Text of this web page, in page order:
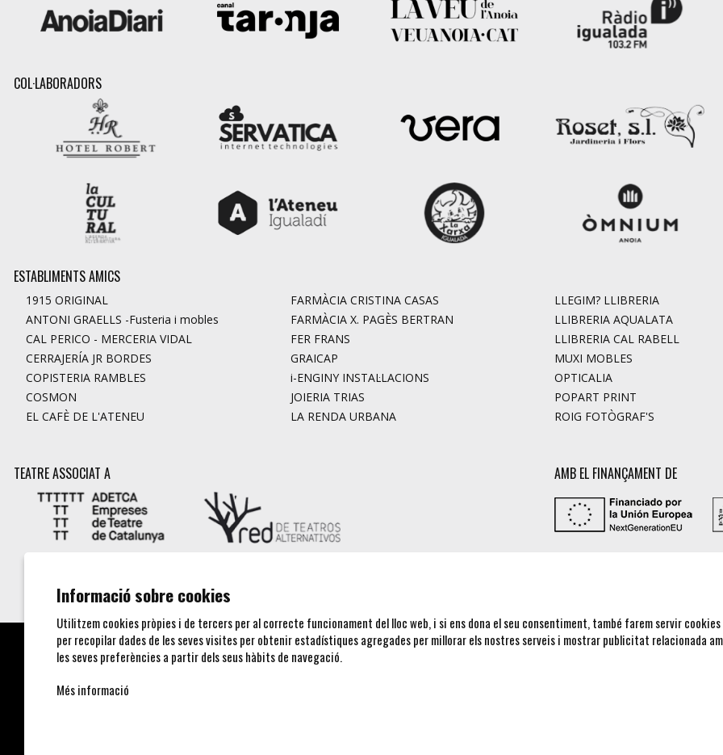
COL·LABORADORS
ESTABLIMENTS AMICS
1915 ORIGINAL
ANTONI GRAELLS -Fusteria i mobles
CAL PERICO - MERCERIA VIDAL
CERRAJERÍA JR BORDES
COPISTERIA RAMBLES
COSMON
EL CAFÈ DE L'ATENEU
FARMÀCIA CRISTINA CASAS
FARMÀCIA X. PAGÈS BERTRAN
FER FRANS
GRAICAP
i-ENGINY INSTAL·LACIONS
JOIERIA TRIAS
LA RENDA URBANA
LLEGIM? LLIBRERIA
LLIBRERIA AQUALATA
LLIBRERIA CAL RABELL
MUXI MOBLES
OPTICALIA
POPART PRINT
ROIG FOTÒGRAF'S
TEATRE ASSOCIAT A AMB EL FINANÇAMENT DE
UNICOOP CULTURAL SCCL
Informació sobre cookies
Utilitzem cookies pròpies i de tercers per al correcte funcionament del lloc web, i si ens dona el seu consentiment, també farem servir cookies
per recopilar dades de les seves visites per obtenir estadístiques agregades per millorar els nostres serveis i mostrar publicitat relacionada
les seves preferències a partir dels seus hàbits de navegació.
Més informació